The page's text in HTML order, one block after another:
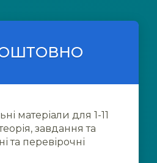
матеріали для 1-11
завдання та
та перевірочні